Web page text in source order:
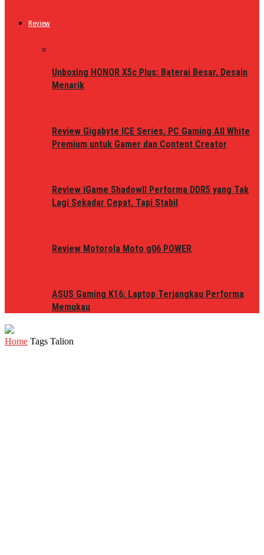
Review
Unboxing HONOR X5c Plus: Baterai Besar, Desain
Menarik
Review Gigabyte ICE Series, PC Gaming All White
Premium untuk Gamer dan Content Creator
Review iGame ShadowII Performa DDR5 yang Tak
Lagi Sekadar Cepat, Tapi Stabil
Review Motorola Moto g06 POWER
ASUS Gaming K16: Laptop Terjangkau Performa
Memukau
Home Tags Talion